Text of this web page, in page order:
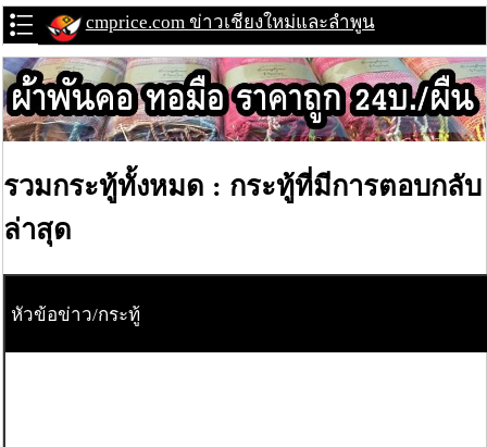
cmprice.com ข่าวเชียงใหม่และลำพูน
รวมกระทู้ทั้งหมด : กระทู้ที่มีการตอบกลับ
ล่าสุด
หัวข้อข่าว/กระทู้